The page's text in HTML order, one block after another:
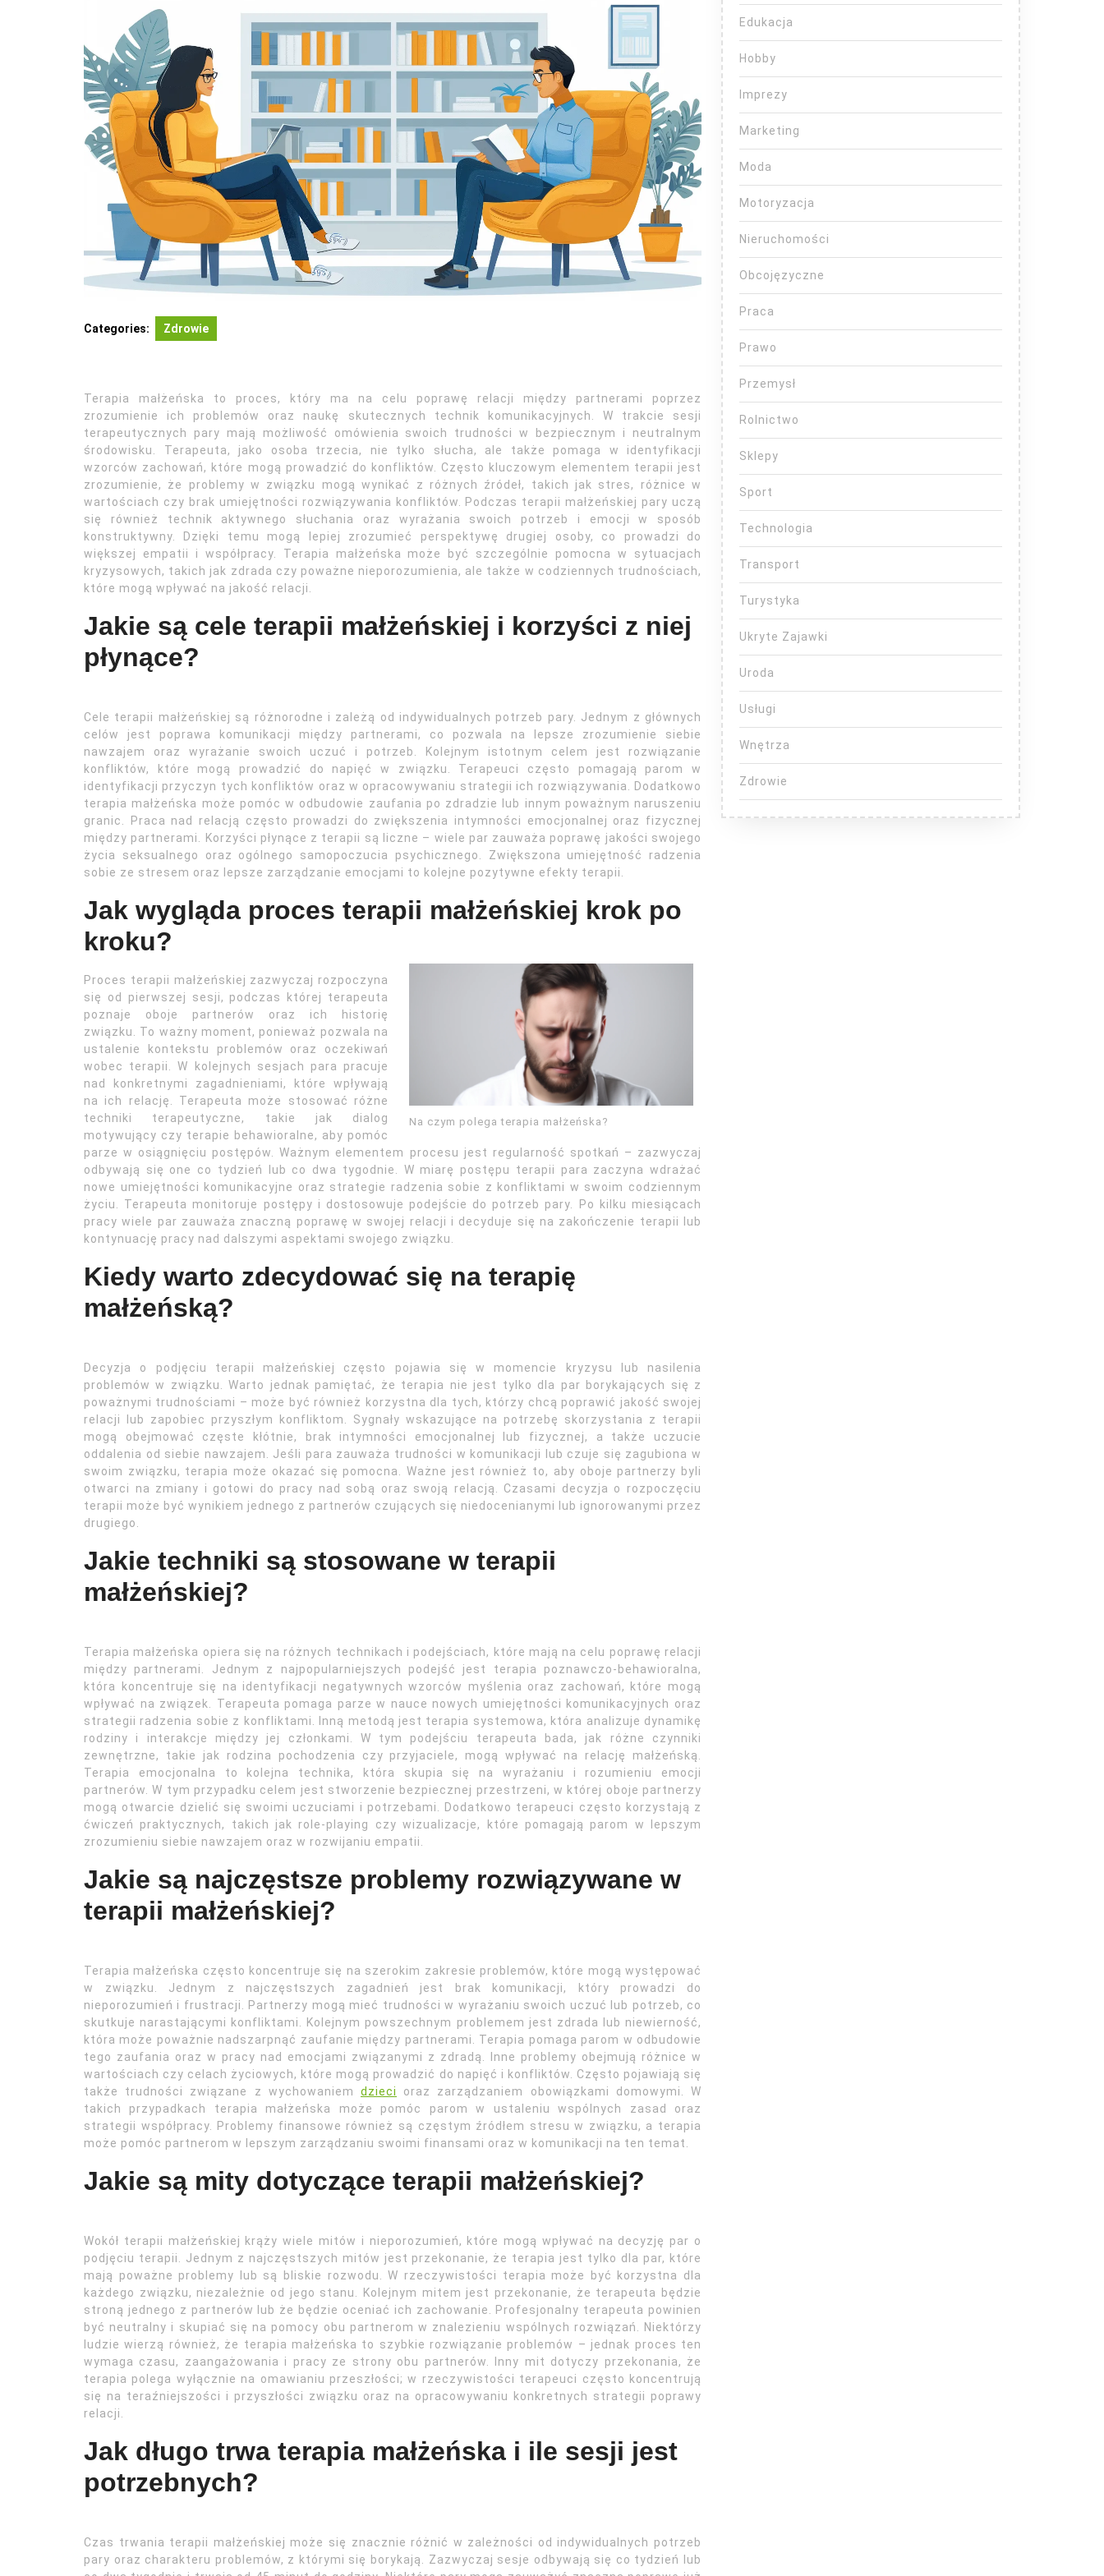
Categories: Zdrowie
Terapia małżeńska to proces, który ma na celu poprawę relacji między partnerami poprzez
zrozumienie ich problemów oraz naukę skutecznych technik komunikacyjnych. W trakcie sesji
terapeutycznych pary mają możliwość omówienia swoich trudności w bezpiecznym i neutralnym
środowisku. Terapeuta, jako osoba trzecia, nie tylko słucha, ale także pomaga w identyfikacji
wzorców zachowań, które mogą prowadzić do konfliktów. Często kluczowym elementem terapii jest
zrozumienie, że problemy w związku mogą wynikać z różnych źródeł, takich jak stres, różnice w
wartościach czy brak umiejętności rozwiązywania konfliktów. Podczas terapii małżeńskiej pary uczą
się również technik aktywnego słuchania oraz wyrażania swoich potrzeb i emocji w sposób
konstruktywny. Dzięki temu mogą lepiej zrozumieć perspektywę drugiej osoby, co prowadzi do
większej empatii i współpracy. Terapia małżeńska może być szczególnie pomocna w sytuacjach
kryzysowych, takich jak zdrada czy poważne nieporozumienia, ale także w codziennych trudnościach,
które mogą wpływać na jakość relacji.
Jakie są cele terapii małżeńskiej i korzyści z niej
płynące?
Cele terapii małżeńskiej są różnorodne i zależą od indywidualnych potrzeb pary. Jednym z głównych
celów jest poprawa komunikacji między partnerami, co pozwala na lepsze zrozumienie siebie
nawzajem oraz wyrażanie swoich uczuć i potrzeb. Kolejnym istotnym celem jest rozwiązanie
konfliktów, które mogą prowadzić do napięć w związku. Terapeuci często pomagają parom w
identyfikacji przyczyn tych konfliktów oraz w opracowywaniu strategii ich rozwiązywania. Dodatkowo
terapia małżeńska może pomóc w odbudowie zaufania po zdradzie lub innym poważnym naruszeniu
granic. Praca nad relacją często prowadzi do zwiększenia intymności emocjonalnej oraz fizycznej
między partnerami. Korzyści płynące z terapii są liczne – wiele par zauważa poprawę jakości swojego
życia seksualnego oraz ogólnego samopoczucia psychicznego. Zwiększona umiejętność radzenia
sobie ze stresem oraz lepsze zarządzanie emocjami to kolejne pozytywne efekty terapii.
Jak wygląda proces terapii małżeńskiej krok po
kroku?
Na czym polega terapia małżeńska?
Proces terapii małżeńskiej zazwyczaj rozpoczyna
się od pierwszej sesji, podczas której terapeuta
poznaje oboje partnerów oraz ich historię
związku. To ważny moment, ponieważ pozwala na
ustalenie kontekstu problemów oraz oczekiwań
wobec terapii. W kolejnych sesjach para pracuje
nad konkretnymi zagadnieniami, które wpływają
na ich relację. Terapeuta może stosować różne
techniki terapeutyczne, takie jak dialog
motywujący czy terapie behawioralne, aby pomóc
parze w osiągnięciu postępów. Ważnym elementem procesu jest regularność spotkań – zazwyczaj
odbywają się one co tydzień lub co dwa tygodnie. W miarę postępu terapii para zaczyna wdrażać
nowe umiejętności komunikacyjne oraz strategie radzenia sobie z konfliktami w swoim codziennym
życiu. Terapeuta monitoruje postępy i dostosowuje podejście do potrzeb pary. Po kilku miesiącach
pracy wiele par zauważa znaczną poprawę w swojej relacji i decyduje się na zakończenie terapii lub
kontynuację pracy nad dalszymi aspektami swojego związku.
Kiedy warto zdecydować się na terapię
małżeńską?
Decyzja o podjęciu terapii małżeńskiej często pojawia się w momencie kryzysu lub nasilenia
problemów w związku. Warto jednak pamiętać, że terapia nie jest tylko dla par borykających się z
poważnymi trudnościami – może być również korzystna dla tych, którzy chcą poprawić jakość swojej
relacji lub zapobiec przyszłym konfliktom. Sygnały wskazujące na potrzebę skorzystania z terapii
mogą obejmować częste kłótnie, brak intymności emocjonalnej lub fizycznej, a także uczucie
oddalenia od siebie nawzajem. Jeśli para zauważa trudności w komunikacji lub czuje się zagubiona w
swoim związku, terapia może okazać się pomocna. Ważne jest również to, aby oboje partnerzy byli
otwarci na zmiany i gotowi do pracy nad sobą oraz swoją relacją. Czasami decyzja o rozpoczęciu
terapii może być wynikiem jednego z partnerów czujących się niedocenianymi lub ignorowanymi przez
drugiego.
Jakie techniki są stosowane w terapii
małżeńskiej?
Terapia małżeńska opiera się na różnych technikach i podejściach, które mają na celu poprawę relacji
między partnerami. Jednym z najpopularniejszych podejść jest terapia poznawczo-behawioralna,
która koncentruje się na identyfikacji negatywnych wzorców myślenia oraz zachowań, które mogą
wpływać na związek. Terapeuta pomaga parze w nauce nowych umiejętności komunikacyjnych oraz
strategii radzenia sobie z konfliktami. Inną metodą jest terapia systemowa, która analizuje dynamikę
rodziny i interakcje między jej członkami. W tym podejściu terapeuta bada, jak różne czynniki
zewnętrzne, takie jak rodzina pochodzenia czy przyjaciele, mogą wpływać na relację małżeńską.
Terapia emocjonalna to kolejna technika, która skupia się na wyrażaniu i rozumieniu emocji
partnerów. W tym przypadku celem jest stworzenie bezpiecznej przestrzeni, w której oboje partnerzy
mogą otwarcie dzielić się swoimi uczuciami i potrzebami. Dodatkowo terapeuci często korzystają z
ćwiczeń praktycznych, takich jak role-playing czy wizualizacje, które pomagają parom w lepszym
zrozumieniu siebie nawzajem oraz w rozwijaniu empatii.
Jakie są najczęstsze problemy rozwiązywane w
terapii małżeńskiej?
Terapia małżeńska często koncentruje się na szerokim zakresie problemów, które mogą występować
w związku. Jednym z najczęstszych zagadnień jest brak komunikacji, który prowadzi do
nieporozumień i frustracji. Partnerzy mogą mieć trudności w wyrażaniu swoich uczuć lub potrzeb, co
skutkuje narastającymi konfliktami. Kolejnym powszechnym problemem jest zdrada lub niewierność,
która może poważnie nadszarpnąć zaufanie między partnerami. Terapia pomaga parom w odbudowie
tego zaufania oraz w pracy nad emocjami związanymi z zdradą. Inne problemy obejmują różnice w
wartościach czy celach życiowych, które mogą prowadzić do napięć i konfliktów. Często pojawiają się
także trudności związane z wychowaniem dzieci
oraz zarządzaniem obowiązkami domowymi. W
takich przypadkach terapia małżeńska może pomóc parom w ustaleniu wspólnych zasad oraz
strategii współpracy. Problemy finansowe również są częstym źródłem stresu w związku, a terapia
może pomóc partnerom w lepszym zarządzaniu swoimi finansami oraz w komunikacji na ten temat.
Jakie są mity dotyczące terapii małżeńskiej?
Wokół terapii małżeńskiej krąży wiele mitów i nieporozumień, które mogą wpływać na decyzję par o
podjęciu terapii. Jednym z najczęstszych mitów jest przekonanie, że terapia jest tylko dla par, które
mają poważne problemy lub są bliskie rozwodu. W rzeczywistości terapia może być korzystna dla
każdego związku, niezależnie od jego stanu. Kolejnym mitem jest przekonanie, że terapeuta będzie
stroną jednego z partnerów lub że będzie oceniać ich zachowanie. Profesjonalny terapeuta powinien
być neutralny i skupiać się na pomocy obu partnerom w znalezieniu wspólnych rozwiązań. Niektórzy
ludzie wierzą również, że terapia małżeńska to szybkie rozwiązanie problemów – jednak proces ten
wymaga czasu, zaangażowania i pracy ze strony obu partnerów. Inny mit dotyczy przekonania, że
terapia polega wyłącznie na omawianiu przeszłości; w rzeczywistości terapeuci często koncentrują
się na teraźniejszości i przyszłości związku oraz na opracowywaniu konkretnych strategii poprawy
relacji.
Jak długo trwa terapia małżeńska i ile sesji jest
potrzebnych?
Czas trwania terapii małżeńskiej może się znacznie różnić w zależności od indywidualnych potrzeb
pary oraz charakteru problemów, z którymi się borykają. Zazwyczaj sesje odbywają się co tydzień lub
Edukacja
Hobby
Imprezy
Marketing
Moda
Motoryzacja
Nieruchomości
Obcojęzyczne
Praca
Prawo
Przemysł
Rolnictwo
Sklepy
Sport
Technologia
Transport
Turystyka
Ukryte Zajawki
Uroda
Usługi
Wnętrza
Zdrowie